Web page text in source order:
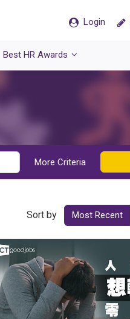
Login
Best HR Awards
More Criteria
Sort by Most Recent